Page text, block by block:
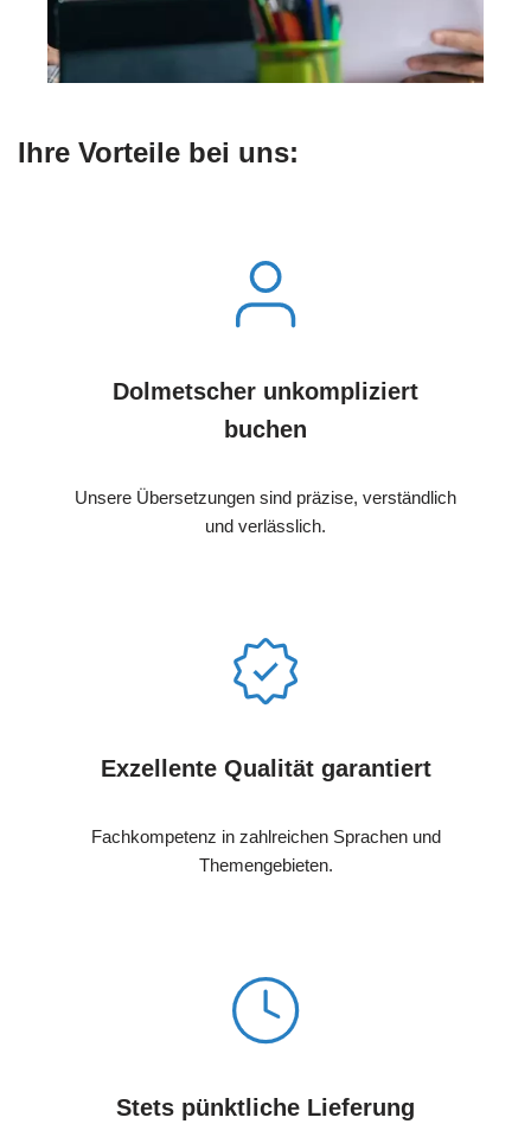
Ihre Vorteile bei uns:
Dolmetscher unkompliziert
buchen
Unsere Übersetzungen sind präzise, verständlich
und verlässlich.
Exzellente Qualität garantiert
Fachkompetenz in zahlreichen Sprachen und
Themengebieten.
Stets pünktliche Lieferung